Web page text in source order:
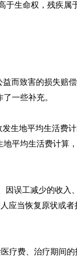
生命权，残疾属
致害的损失赔
一些补充。
地平均生活费
平均生活费计算
误工减少的收入
应当恢复原状或
费、治疗期间的